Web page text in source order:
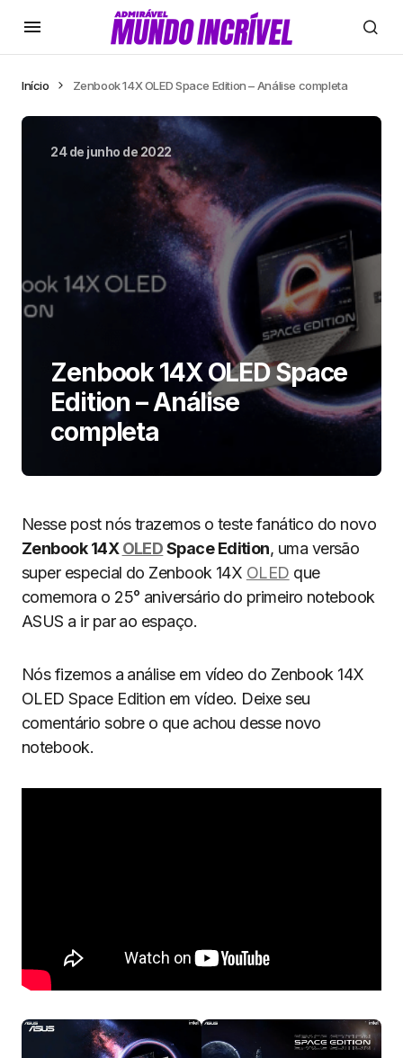
Início Zenbook 14X OLED Space Edition – Análise completa
24 de junho de 2022
Zenbook 14X OLED Space
Edition – Análise
completa
Nesse post nós trazemos o teste fanático do novo
Zenbook 14XOLEDSpace Edition, uma versão
super especial do Zenbook 14X OLED que
comemora o 25° aniversário do primeiro notebook
ASUS a ir par ao espaço.
Nós fizemos a análise em vídeo do Zenbook 14X
OLED Space Edition em vídeo. Deixe seu
comentário sobre o que achou desse novo
notebook.